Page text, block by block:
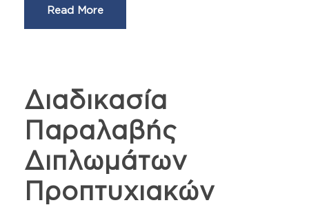
Read More
Διαδικασία
Παραλαβής
Διπλωμάτων
Προπτυχιακών